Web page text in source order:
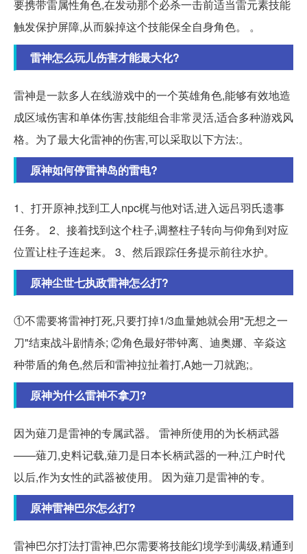
要携带雷属性角色,在发动那个必杀一击前适当雷元素技能
触发保护屏障,从而躲掉这个技能保全自身角色。 。
雷神怎么玩儿伤害才能最大化?
雷神是一款多人在线游戏中的一个英雄角色,能够有效地造
成区域伤害和单体伤害,技能组合非常灵活,适合多种游戏风
格。为了最大化雷神的伤害,可以采取以下方法:。
原神如何停雷神岛的雷电?
1、打开原神,找到工人npc梶与他对话,进入远吕羽氏遗事
任务。 2、接着找到这个柱子,调整柱子转向与仰角到对应
位置让柱子连起来。 3、然后跟踪任务提示前往水护。
原神尘世七执政雷神怎么打?
①不需要将雷神打死,只要打掉1/3血量她就会用"无想之一
刀"结束战斗剧情杀; ②角色最好带钟离、迪奥娜、辛焱这
种带盾的角色,然后和雷神拉扯着打,A她一刀就跑;。
原神为什么雷神不拿刀?
因为薙刀是雷神的专属武器。 雷神所使用的为长柄武器
——薙刀,史料记载,薙刀是日本长柄武器的一种,江户时代
以后,作为女性的武器被使用。 因为薙刀是雷神的专。
原神雷神巴尔怎么打?
雷神巴尔打法打雷神,巴尔需要将技能幻境学到满级,精通到